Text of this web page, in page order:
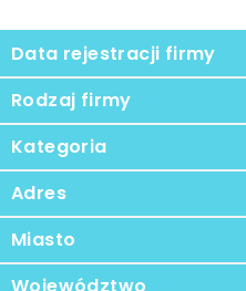
Data rejestracji firmy
Rodzaj firmy
Kategoria
Adres
Miasto
Województwo